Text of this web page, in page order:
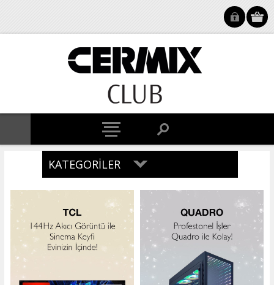
KATEGORILER